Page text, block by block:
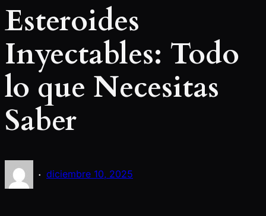
Esteroides
Inyectables: Todo
lo que Necesitas
Saber
· diciembre 10, 2025